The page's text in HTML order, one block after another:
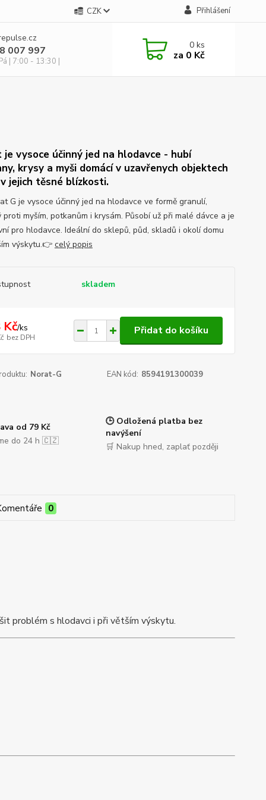
CZK Přihlášení
007 997
| 7:00 - 13:30 |
0ks
za 0 Kč
je vysoce účinný jed na hlodavce - hubí
krysy a myši domácí v uzavřenych objektech
jejich těsné blízkosti.
G je vysoce účinný jed na hlodavce ve formě granulí,
proti myším, potkanům i krysám. Působí už při malé dávce a je
pro hlodavce. Ideální do sklepů, půd, skladů i okolí domu
výskytu.👉 celý popis
skladem
Kč/ks
bez DPH
Přidat do košíku
Norat-G EAN kód: 8594191300039
od 79 Kč
do 24 h 🇨🇿
🕒 Odložená platba bez
navýšení
🛒 Nakup hned, zaplať později
0
problém s hlodavci i při větším výskytu.